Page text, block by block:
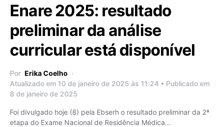
Enare 2025: resultado
preliminar da análise
curricular está disponível
Por Erika Coelho
Atualizado em 10 de janeiro de 2025 às 11:24 • Publicado em
8 de janeiro de 2025
Foi divulgado hoje (8) pela Ebserh o resultado preliminar da 2ª
etapa do Exame Nacional de Residência Médica…